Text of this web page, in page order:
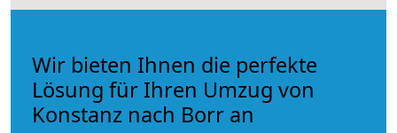
Wir bieten Ihnen die perfekte
Lösung für Ihren Umzug von
Konstanz nach Borr an